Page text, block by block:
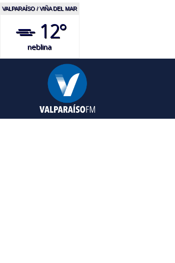
VALPARAÍSO / VIÑA DEL MAR
12°
neblina